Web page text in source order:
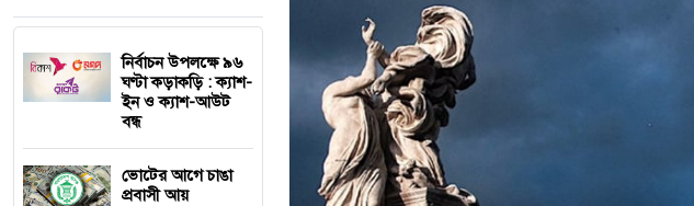
নির্বাচন উপলক্ষে ৯৬
ঘণ্টা কড়াকড়ি : ক্যাশ-
ইন ও ক্যাশ-আউট
বন্ধ
ভোটের আগে চাঙা
প্রবাসী আয়